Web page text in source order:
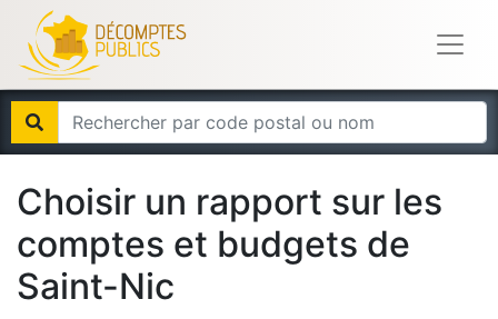
Choisir un rapport sur les
comptes et budgets de
Saint-Nic